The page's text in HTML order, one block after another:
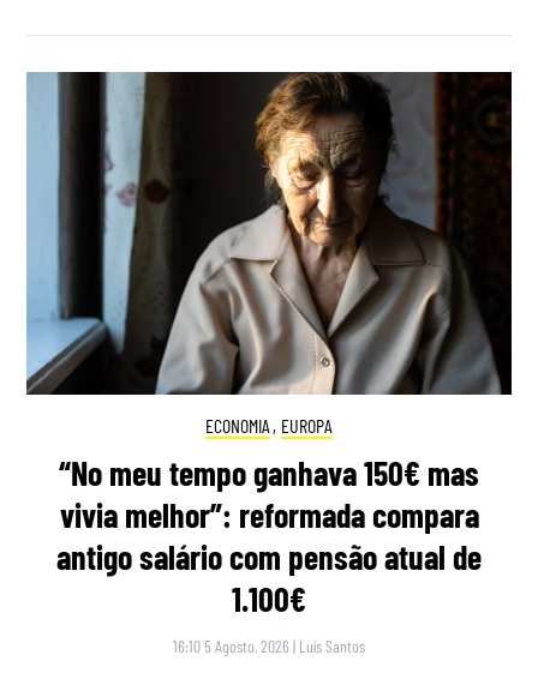
ECONOMIA , EUROPA
“No meu tempo ganhava 150€ mas
vivia melhor”: reformada compara
antigo salário com pensão atual de
1.100€
16:10 5 Agosto, 2026 | Luís Santos